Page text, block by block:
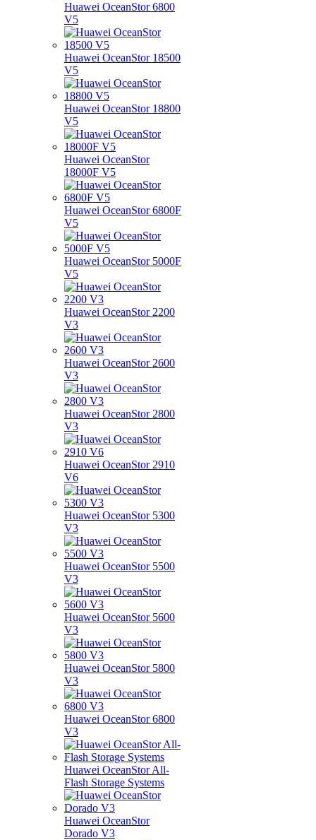
Huawei OceanStor 6800
V5
Huawei OceanStor 18500
V5
Huawei OceanStor 18800
V5
Huawei OceanStor
18000F V5
Huawei OceanStor 6800F
V5
Huawei OceanStor 5000F
V5
Huawei OceanStor 2200
V3
Huawei OceanStor 2600
V3
Huawei OceanStor 2800
V3
Huawei OceanStor 2910
V6
Huawei OceanStor 5300
V3
Huawei OceanStor 5500
V3
Huawei OceanStor 5600
V3
Huawei OceanStor 5800
V3
Huawei OceanStor 6800
V3
Huawei OceanStor All-
Flash Storage Systems
Huawei OceanStor
Dorado V3